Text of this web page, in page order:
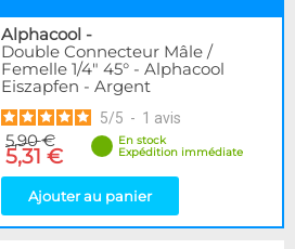
Alphacool -
Double Connecteur Mâle /
Femelle 1/4" 45° - Alphacool
Eiszapfen - Argent
5/5 - 1 avis
5,90 €
5,31 €
En stock
Expédition immédiate
Ajouter au panier